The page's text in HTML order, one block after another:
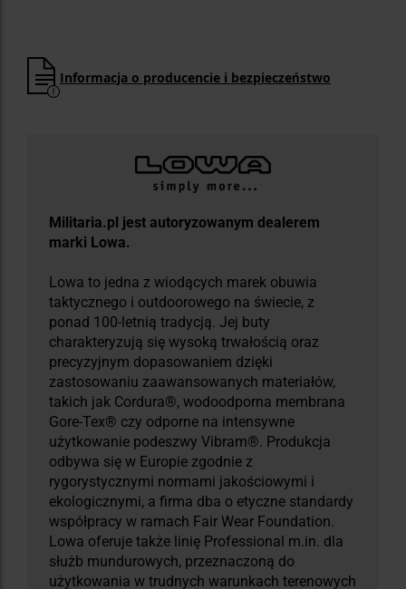
Informacja o producencie i bezpieczeństwo
Militaria.pl jest autoryzowanym dealerem
marki Lowa.
Lowa to jedna z wiodących marek obuwia
taktycznego i outdoorowego na świecie, z
ponad 100-letnią tradycją. Jej buty
charakteryzują się wysoką trwałością oraz
precyzyjnym dopasowaniem dzięki
zastosowaniu zaawansowanych materiałów,
takich jak Cordura®, wodoodporna membrana
Gore-Tex® czy odporne na intensywne
użytkowanie podeszwy Vibram®. Produkcja
odbywa się w Europie zgodnie z
rygorystycznymi normami jakościowymi i
ekologicznymi, a firma dba o etyczne standardy
współpracy w ramach Fair Wear Foundation.
Lowa oferuje także linię Professional m.in. dla
służb mundurowych, przeznaczoną do
użytkowania w trudnych warunkach terenowych